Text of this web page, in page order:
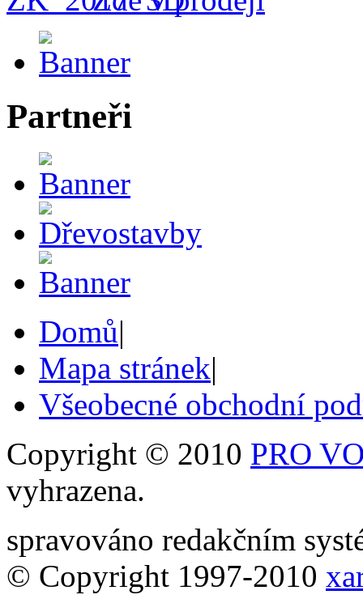
Partneři
Domů|
Mapa stránek|
Všeobecné obchodní
Copyright © 2010 PRO
vyhrazena.
spravováno redakčním
© Copyright 1997-2010